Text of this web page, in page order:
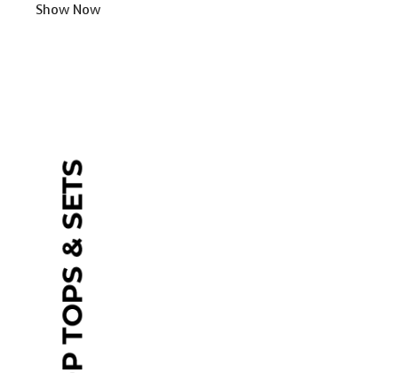
Show Now